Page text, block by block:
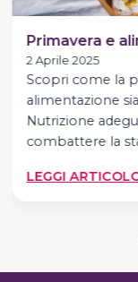
Primavera e
2 Aprile 2025
Scopri come la
alimentazione
Nutrizione
combattere la
LEGGI